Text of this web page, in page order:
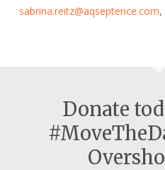
sabrina.reitz@aqseptence.com,
Donate